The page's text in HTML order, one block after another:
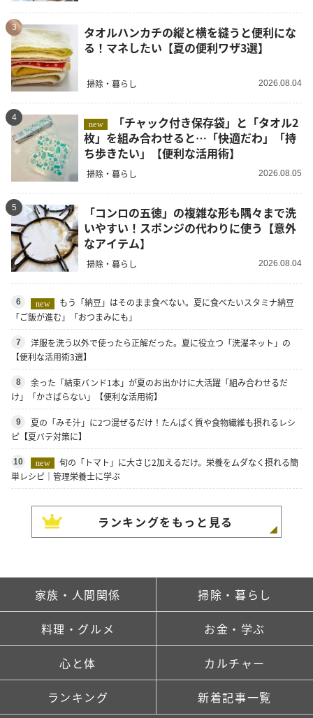
3
タオルハンカチの縦と横を縫うと便利にな
る！マネしたい【夏の便利ワザ3選】
掃除・暮らし 2026.08.04
4
new
枚」を組み合わせると…「快適だわ」「持
ち歩きたい」【便利な活用術】
掃除・暮らし 2026.08.05
5
「コンロの五徳」の複雑な形も隅々まで洗
いやすい！スポンジの代わりに使う【意外
なアイテム】
掃除・暮らし 2026.08.04
6 new
もう「納豆」はそのまま食べない。夏に食べたいスタミナ納豆
「ご飯が進む」「おつまみにも」
7
洋服を洗う以外で使ったら正解だった。夏に役立つ「洗濯ネット」の
【便利な活用術3選】
8
余った「結束バンド1本」が夏のお出かけに大活躍「組み合わせるだ
け」「かさばらない」【便利な活用術】
9
夏の「みそ汁」に2つ混ぜるだけ！たんぱく質や食物繊維も摂れるレシ
ピ【夏バテ対策に】
10 new
旬の「トマト」に大さじ2加えるだけ。栄養をムダなく摂れる簡
単レシピ｜管理栄養士に学ぶ
ランキングをもっと見る
家族・人間関係 掃除・暮らし
料理・グルメ お金・学ぶ
心と体 カルチャー
ランキング 新着記事一覧